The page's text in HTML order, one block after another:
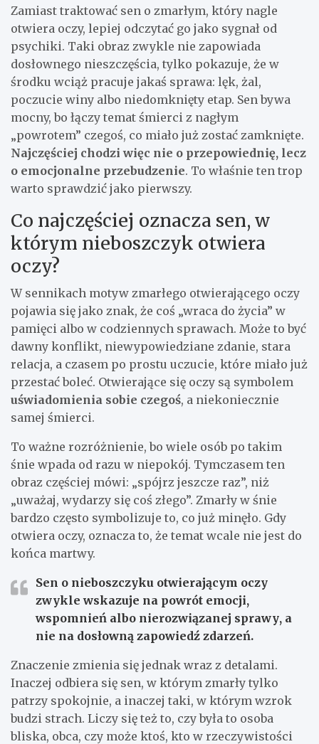
Zamiast traktować sen o zmarłym, który nagle
otwiera oczy, lepiej odczytać go jako sygnał od
psychiki. Taki obraz zwykle nie zapowiada
dosłownego nieszczęścia, tylko pokazuje, że w
środku wciąż pracuje jakaś sprawa: lęk, żal,
poczucie winy albo niedomknięty etap. Sen bywa
mocny, bo łączy temat śmierci z nagłym
„powrotem” czegoś, co miało już zostać zamknięte.
Najczęściej chodzi więc nie o przepowiednię, lecz
o emocjonalne przebudzenie. To właśnie ten trop
warto sprawdzić jako pierwszy.
Co najczęściej oznacza sen, w
którym nieboszczyk otwiera
oczy?
W sennikach motyw zmarłego otwierającego oczy
pojawia się jako znak, że coś „wraca do życia” w
pamięci albo w codziennych sprawach. Może to być
dawny konflikt, niewypowiedziane zdanie, stara
relacja, a czasem po prostu uczucie, które miało już
przestać boleć. Otwierające się oczy są symbolem
uświadomienia sobie czegoś, a niekoniecznie
samej śmierci.
To ważne rozróżnienie, bo wiele osób po takim
śnie wpada od razu w niepokój. Tymczasem ten
obraz częściej mówi: „spójrz jeszcze raz”, niż
„uważaj, wydarzy się coś złego”. Zmarły w śnie
bardzo często symbolizuje to, co już minęło. Gdy
otwiera oczy, oznacza to, że temat wcale nie jest do
końca martwy.
Sen o nieboszczyku otwierającym oczy
zwykle wskazuje na powrót emocji,
wspomnień albo nierozwiązanej sprawy, a
nie na dosłowną zapowiedź zdarzeń.
Znaczenie zmienia się jednak wraz z detalami.
Inaczej odbiera się sen, w którym zmarły tylko
patrzy spokojnie, a inaczej taki, w którym wzrok
budzi strach. Liczy się też to, czy była to osoba
bliska, obca, czy może ktoś, kto w rzeczywistości